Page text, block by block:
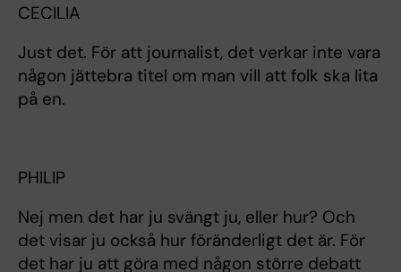
CECILIA
Just det. För att journalist, det verkar inte vara
någon jättebra titel om man vill att folk ska lita
på en.
PHILIP
Nej men det har ju svängt ju, eller hur? Och
det visar ju också hur föränderligt det är. För
det har ju att göra med någon större debatt